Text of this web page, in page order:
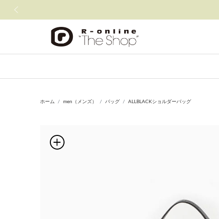
ホーム men（メンズ） バッグ ALLBLACKショルダーバッグ